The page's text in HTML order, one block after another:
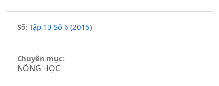
Số: Tập 13 Số 6 (2015)
Chuyên mục:
NÔNG HỌC